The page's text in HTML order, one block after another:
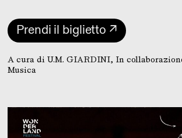
Prendi il biglietto ↗
A cura di U.M. GIARDINI, In
Musica